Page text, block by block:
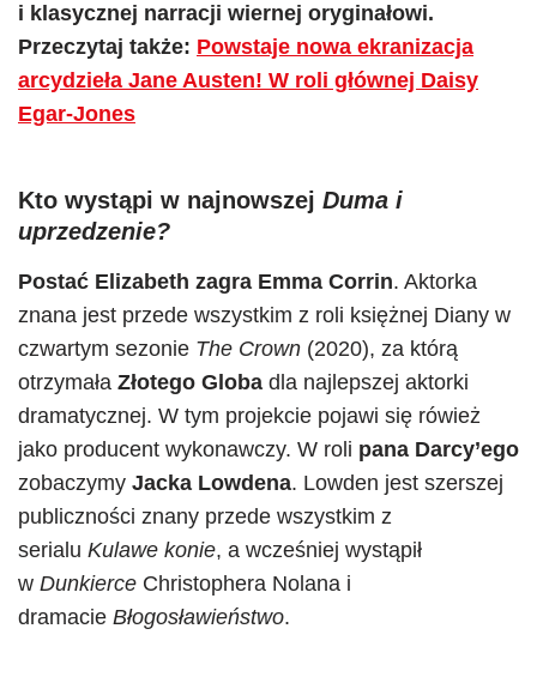
i klasycznej narracji wiernej oryginałowi.
Przeczytaj także: Powstaje nowa ekranizacja
arcydzieła Jane Austen! W roli głównej Daisy
Egar-Jones
Kto wystąpi w najnowszej Duma i
uprzedzenie?
Postać Elizabeth zagra Emma Corrin. Aktorka
znana jest przede wszystkim z roli księżnej Diany w
czwartym sezonie The Crown (2020), za którą
otrzymała Złotego Globa dla najlepszej aktorki
dramatycznej. W tym projekcie pojawi się rówież
jako producent wykonawczy. W roli pana Darcy’ego
zobaczymy Jacka Lowdena. Lowden jest szerszej
publiczności znany przede wszystkim z
serialu Kulawe konie, a wcześniej wystąpił
w Dunkierce Christophera Nolana i
dramacie Błogosławieństwo.